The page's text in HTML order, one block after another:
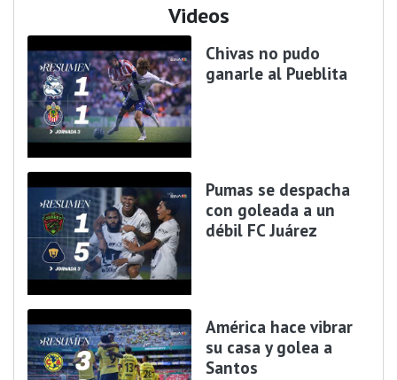
Videos
Chivas no pudo
ganarle al Pueblita
Pumas se despacha
con goleada a un
débil FC Juárez
América hace vibrar
su casa y golea a
Santos